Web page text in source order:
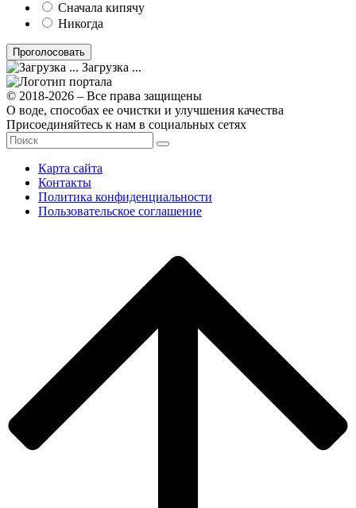
Сначала кипячу
Никогда
Загрузка ...
© 2018-2026 – Все права защищены
О воде, способах ее очистки и улучшения качества
Присоединяйтесь к нам в социальных сетях
Карта сайта
Контакты
Политика конфиденциальности
Пользовательское соглашение